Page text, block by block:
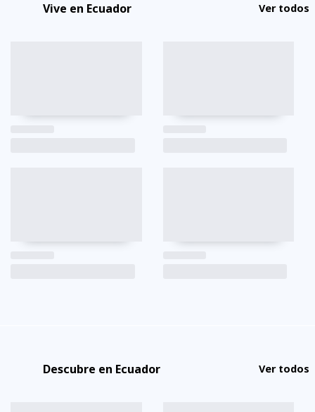
Vive en Ecuador Ver todos
Descubre en Ecuador Ver todos